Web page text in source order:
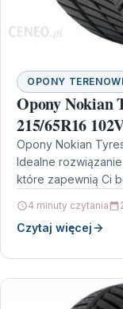
OPONY
Opony Nokian
215/65R16
Opony Nokian
Idealne
które zapewnią Ci
4 minuty czytania
Czytaj więcej